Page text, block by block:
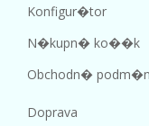
Konfigur�tor
N�kupn� ko��k
Obchodn�
Doprava